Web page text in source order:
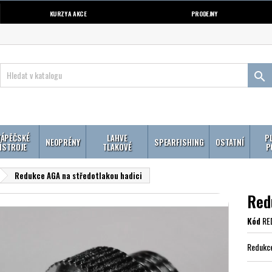
KURZY A AKCE PRODEJNY

NEOPRÉNY LAHVE
TLAKOVÉ SPEARFISHING OSTATNÍ
Redukce AGA na středotlakou hadici
Kód